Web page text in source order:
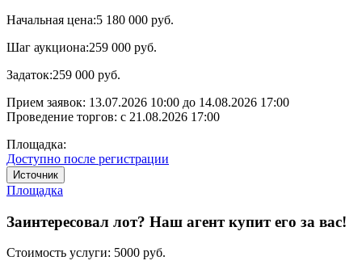
Начальная цена:5 180 000 руб.
Шаг аукциона:259 000 руб.
Задаток:259 000 руб.
Прием заявок: 13.07.2026 10:00 до 14.08.2026 17:00
Проведение торгов: с 21.08.2026 17:00
Площадка:
Доступно после регистрации
Источник
Площадка
Заинтересовал лот? Наш агент купит его за вас!
Стоимость услуги: 5000 руб.